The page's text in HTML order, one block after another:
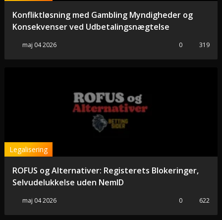
Konfliktløsning med Gambling Myndigheder og
Konsekvenser ved Udbetalingsnægtelse
maj 04 2026 0 319
Legalisering
ROFUS og Alternativer: Registerets Blokeringer,
Selvudelukkelse uden NemID
maj 04 2026 0 622